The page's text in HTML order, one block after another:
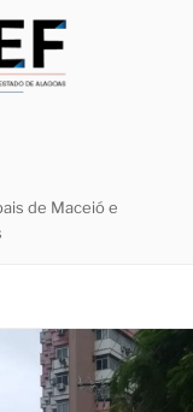
de Maceió e